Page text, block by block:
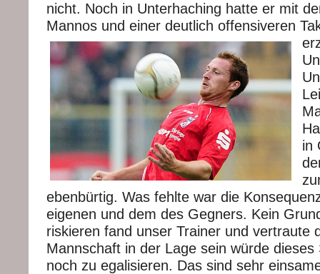
nicht. Noch in Unterhaching hatte er mit
Mannos und einer deutlich offensiveren
in
ebenbürtig. Was fehlte war die
eigenen und dem des Gegners. Kein
riskieren fand unser Trainer und vertraute
Mannschaft in der Lage sein würde dieses
noch zu egalisieren. Das sind sehr